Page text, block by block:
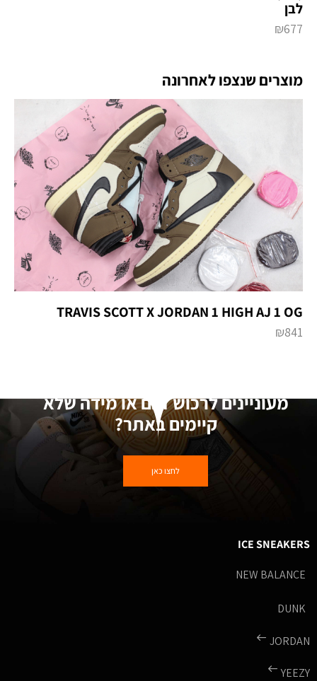
לבן
₪677
מוצרים שנצפו לאחרונה
TRAVIS SCOTT X JORDAN 1 HIGH AJ 1 OG
₪841
מעוניינים לרכוש דגם או מידה שלא
קיימים באתר?
לחצו כאן
ICE SNEAKERS
NEW BALANCE
DUNK
JORDAN
YEEZY